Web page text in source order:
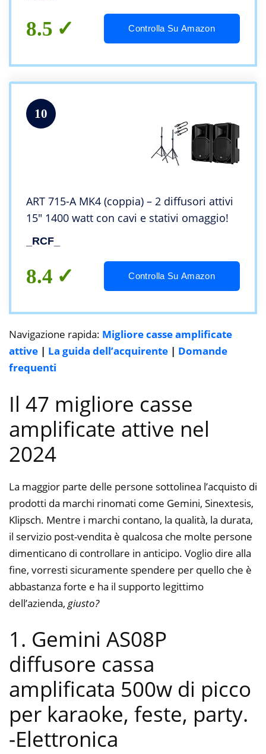
8.5 Controlla Su Amazon
10
ART 715-A MK4 (coppia) – 2 diffusori attivi
15″ 1400 watt con cavi e stativi omaggio!
_RCF_
8.4 Controlla Su Amazon
Navigazione rapida: Migliore casse amplificate
attive | La guida dell’acquirente | Domande
frequenti
Il 47 migliore casse
amplificate attive nel
2024
La maggior parte delle persone sottolinea l’acquisto di
prodotti da marchi rinomati come Gemini, Sinextesis,
Klipsch. Mentre i marchi contano, la qualità, la durata,
il servizio post-vendita è qualcosa che molte persone
dimenticano di controllare in anticipo. Voglio dire alla
fine, vorresti sicuramente spendere per quello che è
abbastanza forte e ha il supporto legittimo
dell’azienda, giusto?
1. Gemini AS08P
diffusore cassa
amplificata 500w di picco
per karaoke, feste, party.
-Elettronica